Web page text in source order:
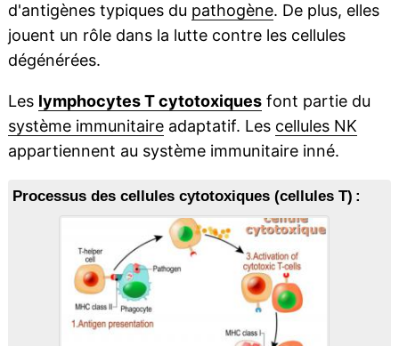
d'antigènes typiques du pathogène. De plus, elles
jouent un rôle dans la lutte contre les cellules
dégénérées.
Les lymphocytes T cytotoxiquesfont partie du
système immunitaireadaptatif. Les cellules NK
appartiennent au système immunitaire inné.
Processus des cellules cytotoxiques (cellules T) :